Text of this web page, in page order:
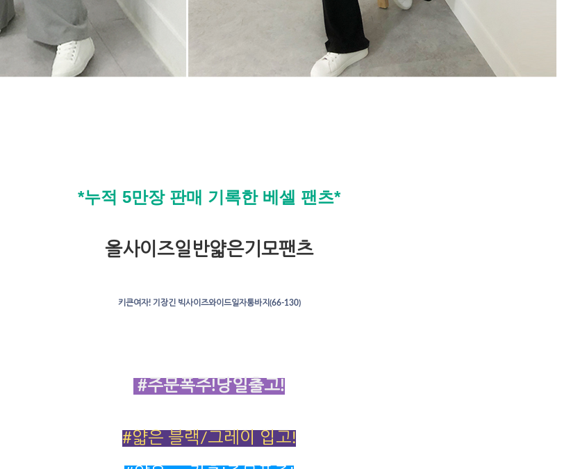
*누적 5만장 판매 기록한 베셀 팬츠*
올사이즈일반얇은기모팬츠
키큰여자! 기장긴 빅사이즈와이드일자통바지(66-130)
#주문폭주!당일출고!
#얇은 블랙/그레이 입고!